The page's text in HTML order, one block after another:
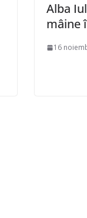
Alba
mâine
16